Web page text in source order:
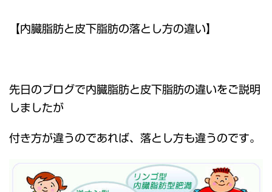
【内臓脂肪と皮下脂肪の落とし方の違い】
先日のブログで内臓脂肪と皮下脂肪の違いをご説明
しましたが
付き方が違うのであれば、落とし方も違うのです。